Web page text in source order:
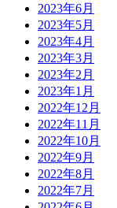
2023年6月
2023年5月
2023年4月
2023年3月
2023年2月
2023年1月
2022年12月
2022年11月
2022年10月
2022年9月
2022年8月
2022年7月